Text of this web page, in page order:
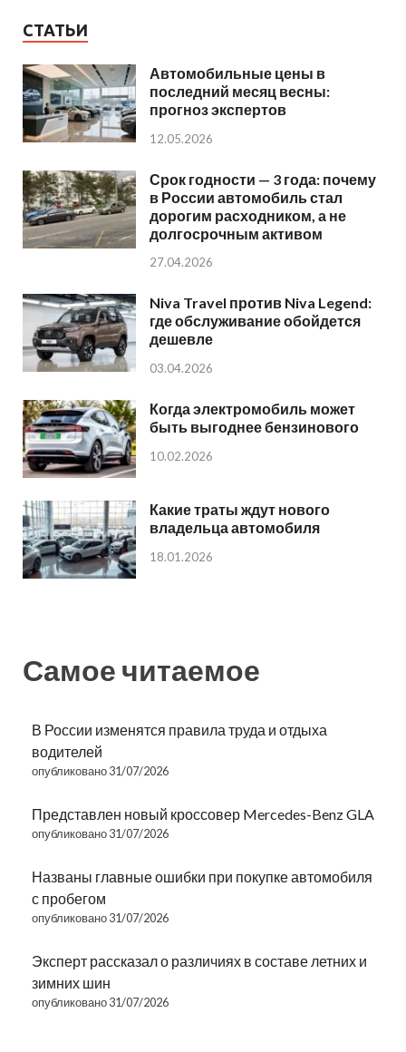
СТАТЬИ
Автомобильные цены в
последний месяц весны:
прогноз экспертов
12.05.2026
Срок годности — 3 года: почему
в России автомобиль стал
дорогим расходником, а не
долгосрочным активом
27.04.2026
Niva Travel против Niva Legend:
где обслуживание обойдется
дешевле
03.04.2026
Когда электромобиль может
быть выгоднее бензинового
10.02.2026
Какие траты ждут нового
владельца автомобиля
18.01.2026
Самое читаемое
В России изменятся правила труда и отдыха
водителей
опубликовано 31/07/2026
Представлен новый кроссовер Mercedes-Benz GLA
опубликовано 31/07/2026
Названы главные ошибки при покупке автомобиля
с пробегом
опубликовано 31/07/2026
Эксперт рассказал о различиях в составе летних и
зимних шин
опубликовано 31/07/2026